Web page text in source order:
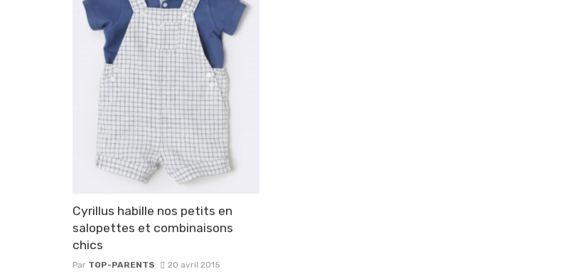
Cyrillus habille nos petits en
salopettes et combinaisons
chics
Par TOP-PARENTS 20 avril 2015